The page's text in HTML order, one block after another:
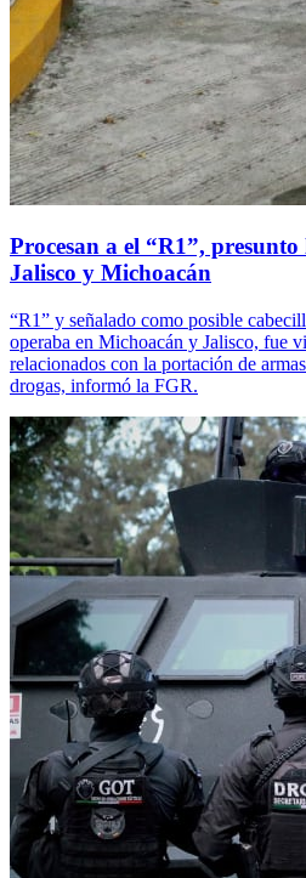
Procesan a el “R1”,
Jalisco y Michoacán
“R1” y señalado como posible
operaba en Michoacán y Jalisco, fue
relacionados con la portación de
drogas, informó la FGR.